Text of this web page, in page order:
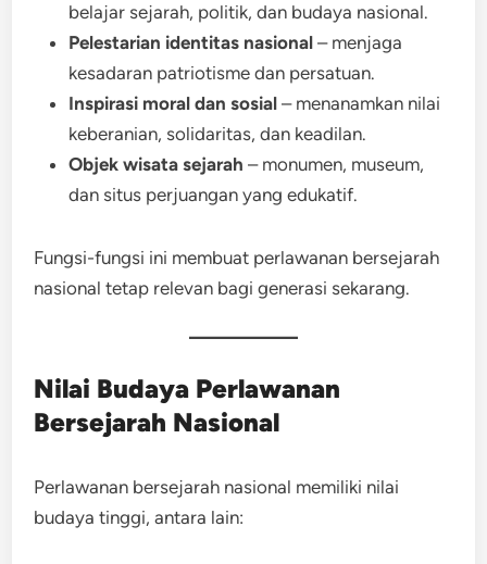
belajar sejarah, politik, dan budaya nasional.
Pelestarian identitas nasional – menjaga
kesadaran patriotisme dan persatuan.
Inspirasi moral dan sosial – menanamkan nilai
keberanian, solidaritas, dan keadilan.
Objek wisata sejarah – monumen, museum,
dan situs perjuangan yang edukatif.
Fungsi-fungsi ini membuat perlawanan bersejarah
nasional tetap relevan bagi generasi sekarang.
Nilai Budaya Perlawanan
Bersejarah Nasional
Perlawanan bersejarah nasional memiliki nilai
budaya tinggi, antara lain: